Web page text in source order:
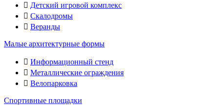
Детский игровой комплекс
Скалодромы
Веранды
Малые архитектурные формы
Информационный стенд
Металлические ограждения
Велопарковка
Спортивные площадки